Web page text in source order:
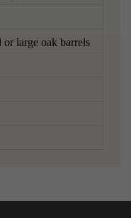
or large oak barrels